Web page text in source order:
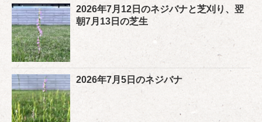
2026年7月12日のネジバナと芝刈り、翌
朝7月13日の芝生
2026年7月5日のネジバナ